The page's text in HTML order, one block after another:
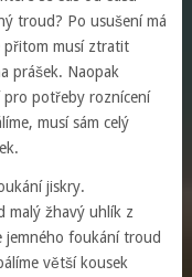
troud? Po usušení má
přitom musí ztratit
prášek. Naopak
potřeby roznícení
musí sám celý
jiskry.
malý žhavý uhlík z
jemného foukání troud
větší kousek